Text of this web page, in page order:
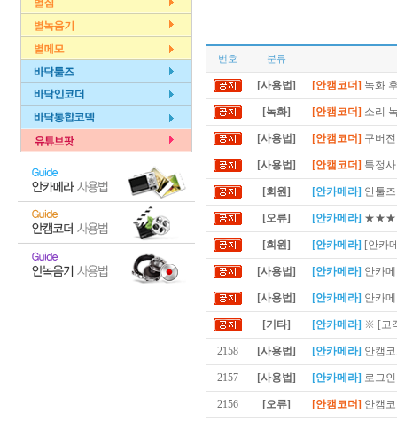
번호 분류
[사용법] [안캠코더] 녹화
[녹화] [안캠코더] 소리
[사용법] [안캠코더] 구버
[사용법] [안캠코더] 특정
[회원] [안카메라] 안툴
[오류] [안카메라] ★★★
[회원] [안카메라] [안카
[사용법] [안카메라] 안카
[사용법] [안카메라] 안카
[기타] [안카메라] ※ [고
2158 [사용법] [안카메라] 안캠
2157 [사용법] [안카메라] 로그
2156 [오류] [안캠코더] 안캠